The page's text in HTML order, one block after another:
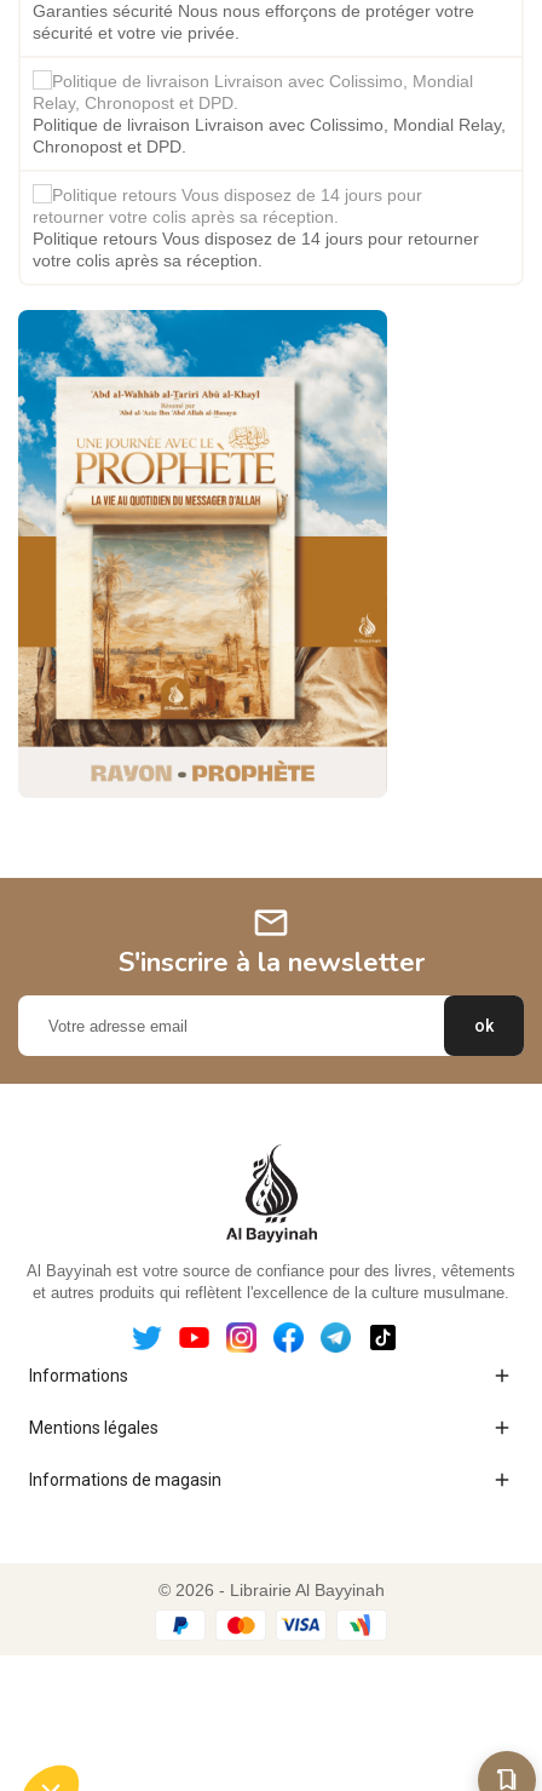
Garanties sécurité Nous nous efforçons de protéger votre
sécurité et votre vie privée.
Politique de livraison Livraison avec Colissimo, Mondial Relay,
Chronopost et DPD.
Politique retours Vous disposez de 14 jours pour retourner
votre colis après sa réception.
mail
S'inscrire à la newsletter
Al Bayyinah est votre source de confiance pour des livres, vêtements
et autres produits qui reflètent l'excellence de la culture musulmane.
Informations 
Mentions légales 
Informations de magasin 
© 2026 - Librairie Al Bayyinah